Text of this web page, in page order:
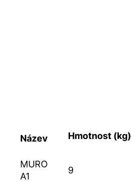
Název Hmotnost (kg)
MURO
A1
9